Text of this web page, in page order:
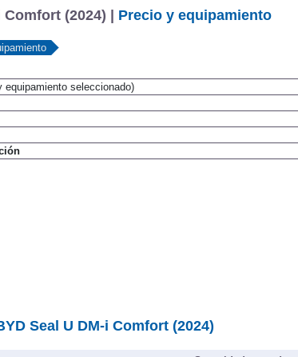
(2024) | Precio y equipamiento
equipamiento seleccionado)
Seal U DM-i Comfort (2024)